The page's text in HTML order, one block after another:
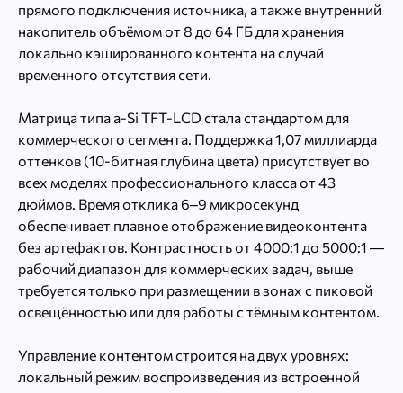
прямого подключения источника, а также внутренний
накопитель объёмом от 8 до 64 ГБ для хранения
локально кэшированного контента на случай
временного отсутствия сети.
Матрица типа a-Si TFT-LCD стала стандартом для
коммерческого сегмента. Поддержка 1,07 миллиарда
оттенков (10-битная глубина цвета) присутствует во
всех моделях профессионального класса от 43
дюймов. Время отклика 6–9 микросекунд
обеспечивает плавное отображение видеоконтента
без артефактов. Контрастность от 4000:1 до 5000:1 —
рабочий диапазон для коммерческих задач, выше
требуется только при размещении в зонах с пиковой
освещённостью или для работы с тёмным контентом.
Управление контентом строится на двух уровнях:
локальный режим воспроизведения из встроенной